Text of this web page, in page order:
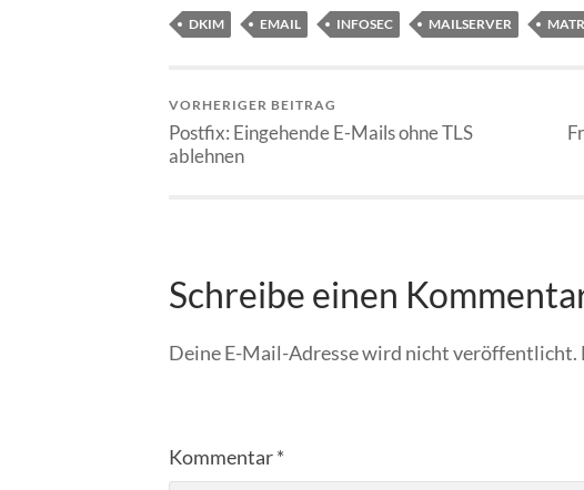
DKIM EMAIL INFOSEC MAILSERVER
VORHERIGER BEITRAG
Postfix: Eingehende E-Mails ohne TLS
ablehnen
Schreibe einen
Deine E-Mail-Adresse wird nicht veröffentlicht.
Kommentar*